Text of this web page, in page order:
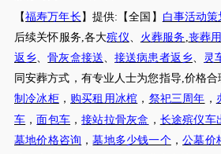
【福寿万年长 】提供:【全国】 白事活动策
后续关怀服务 ,各大殡仪 火葬服务 丧葬
返乡 、骨灰盒接送 、接送病患者返乡、 灵
同安葬方式，有专业人士为您指导 ,价格
制冷冰柜， 购买租用冰棺 ， 祭祀三周年 ，
车 ， 面包车 ，接站拉骨灰盒 ， 长途殡仪车
墓地价格咨询 ，墓地多少钱一个，公墓价